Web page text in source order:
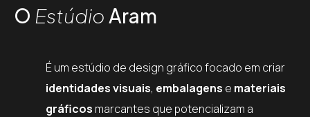
O Estúdio Aram
É um estúdio de design gráfico focado em criar
identidades visuais, embalagens e materiais
gráficos marcantes que potencializam a